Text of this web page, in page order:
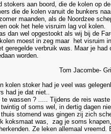
stokers aan boord, die de kolen op
die de kolen vanuit de bunkers
maanden, als de Noordzee
ook het hele visruim lag vol kolen.
dan wel opgestookt als wij bij de
moest in zeg maar het visruim
geregelde verbruik was. Maar je
worden.
Jacombe-
kolen stoker had je veel was
had je dat niet..
te wassen ? ..... Tijdens de reis
of soms wel, in dertig dagen
stomend was gingen zij zich
koksmaat was, zag je soms
Ze leken allemaal